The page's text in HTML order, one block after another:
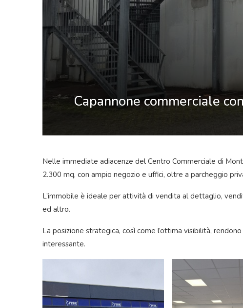
Capannone commerciale
Nelle immediate adiacenze del Centro Commerciale di
2.300 mq, con ampio negozio e uffici, oltre a parcheggio
L’immobile è ideale per attività di vendita al dettaglio,
ed altro.
La posizione strategica, così come l’ottima visibilità,
interessante.